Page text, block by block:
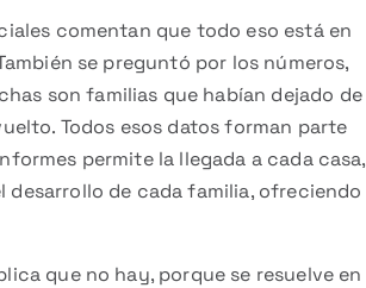
comentan que todo eso está en
se preguntó por los números,
son familias que habían dejado de
Todos esos datos forman parte
permite la llegada a cada casa,
de cada familia, ofreciendo
que no hay, porque se resuelve en